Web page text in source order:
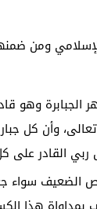
ومن
الجبابرة وهو
وأن كل
القادر على
الضعيف سواء